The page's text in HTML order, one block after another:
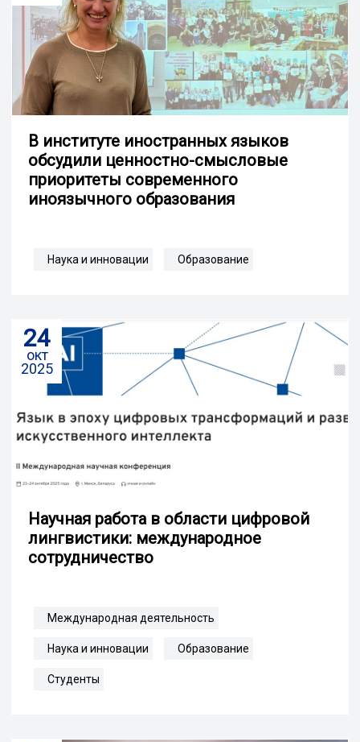
В институте иностранных языков
обсудили ценностно-смысловые
приоритеты современного
иноязычного образования
Наука и инновации Образование
24
окт
2025
Научная работа в области цифровой
лингвистики: международное
сотрудничество
Международная деятельность
Наука и инновации Образование
Студенты